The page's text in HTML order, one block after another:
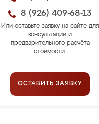
8 (926) 409-68-13
Или оставьте заявку на сайте для
консультации и
предварительного расчёта
стоимости.
ОСТАВИТЬ ЗАЯВКУ